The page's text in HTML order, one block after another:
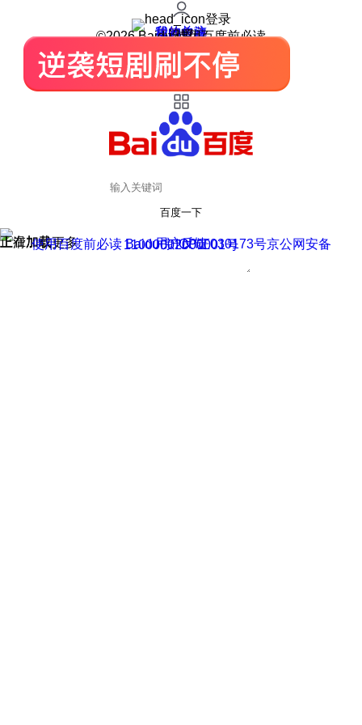
登录
我的关注
我的收藏
皮肤中心
用户反馈
设置
©2026 Baidu 使用百度前必读
百度一下
正在加载
上滑加载更多 用户反馈
使用百度前必读 Baidu 京ICP证030173号
京公网安备11000002000001号